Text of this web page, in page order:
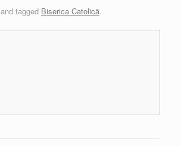
and tagged Biserica Catolică.